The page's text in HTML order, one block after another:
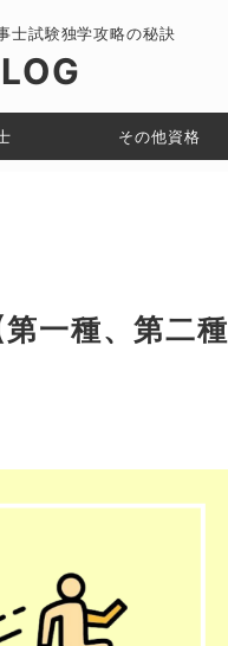
士試験独学攻略の秘訣
その他資格
一種、第二種